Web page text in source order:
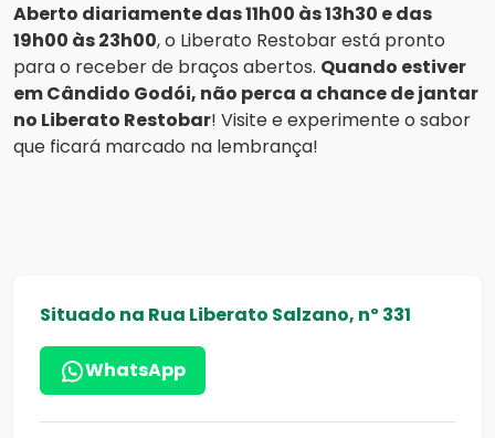
Aberto diariamente das 11h00 às 13h30 e das
19h00 às 23h00, o Liberato Restobar está pronto
para o receber de braços abertos. Quando estiver
em Cândido Godói, não perca a chance de jantar
no Liberato Restobar! Visite e experimente o sabor
que ficará marcado na lembrança!
Situado na Rua Liberato Salzano, nº 331
WhatsApp